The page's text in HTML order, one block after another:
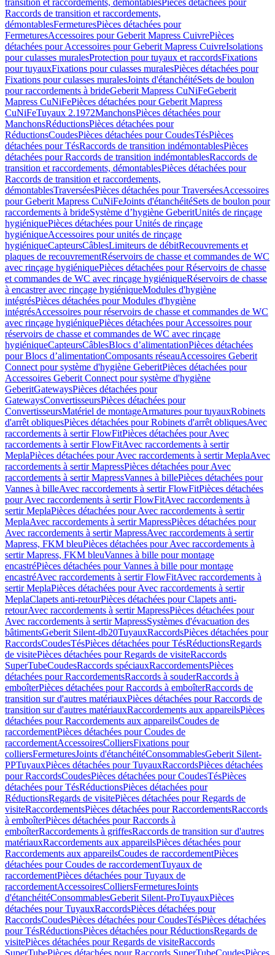
transition et raccordements, démontablesPièces détachées pour
Raccords de transition et raccordements,
démontablesFermeturesPièces détachées pour
FermeturesAccessoires pour Geberit Mapress CuivrePièces
détachées pour Accessoires pour Geberit Mapress CuivreIsolations
pour culasses muralesProtection pour tuyaux et raccordsFixations
pour tuyauxFixations pour culasses muralesPièces détachées pour
Fixations pour culasses muralesJoints d'étanchéitéSets de boulon
pour raccordements à brideGeberit Mapress CuNiFeGeberit
Mapress CuNiFePièces détachées pour Geberit Mapress
CuNiFeTuyaux 2.1972ManchonsPièces détachées pour
ManchonsRéductionsPièces détachées pour
RéductionsCoudesPièces détachées pour CoudesTésPièces
détachées pour TésRaccords de transition indémontablesPièces
détachées pour Raccords de transition indémontablesRaccords de
transition et raccordements, démontablesPièces détachées pour
Raccords de transition et raccordements,
démontablesTraverséesPièces détachées pour TraverséesAccessoires
pour Geberit Mapress CuNiFeJoints d'étanchéitéSets de boulon pour
raccordements à brideSystème d’hygiène GeberitUnités de rinçage
hygiéniquePièces détachées pour Unités de rinçage
hygiéniqueAccessoires pour unités de rinçage
hygiéniqueCapteursCâblesLimiteurs de débitRecouvrements et
plaques de recouvrementRéservoirs de chasse et commandes de WC
avec rinçage hygiéniquePièces détachées pour Réservoirs de chasse
et commandes de WC avec rinçage hygiéniqueRéservoirs de chasse
à encastrer avec rinçage hygiéniqueModules d'hygiène
intégrésPièces détachées pour Modules d'hygiène
intégrésAccessoires pour réservoirs de chasse et commandes de WC
avec rinçage hygiéniquePièces détachées pour Accessoires pour
réservoirs de chasse et commandes de WC avec rinçage
hygiéniqueCapteursCâblesBlocs d’alimentationPièces détachées
pour Blocs d’alimentationComposants réseauAccessoires Geberit
Connect pour système d'hygiène GeberitPièces détachées pour
Accessoires Geberit Connect pour système d'hygiène
GeberitGatewaysPièces détachées pour
GatewaysConvertisseursPièces détachées pour
ConvertisseursMatériel de montageArmatures pour tuyauxRobinets
d'arrêt obliquesPièces détachées pour Robinets d'arrêt obliquesAvec
raccordements à sertir FlowFitPièces détachées pour Avec
raccordements à sertir FlowFitAvec raccordements à sertir
MeplaPièces détachées pour Avec raccordements à sertir MeplaAvec
raccordements à sertir MapressPièces détachées pour Avec
raccordements à sertir MapressVannes à billePièces détachées pour
Vannes à billeAvec raccordements à sertir FlowFitPièces détachées
pour Avec raccordements à sertir FlowFitAvec raccordements à
sertir MeplaPièces détachées pour Avec raccordements à sertir
MeplaAvec raccordements à sertir MapressPièces détachées pour
Avec raccordements à sertir MapressAvec raccordements à sertir
Mapress, FKM bleuPièces détachées pour Avec raccordements à
sertir Mapress, FKM bleuVannes à bille pour montage
encastréPièces détachées pour Vannes à bille pour montage
encastréAvec raccordements à sertir FlowFitAvec raccordements à
sertir MeplaPièces détachées pour Avec raccordements à sertir
MeplaClapets anti-retourPièces détachées pour Clapets anti-
retourAvec raccordements à sertir MapressPièces détachées pour
Avec raccordements à sertir MapressSystèmes d'évacuation des
bâtimentsGeberit Silent-db20TuyauxRaccordsPièces détachées pour
RaccordsCoudesTésPièces détachées pour TésRéductionsRegards
de visitePièces détachées pour Regards de visiteRaccords
SuperTubeCoudesRaccords spéciauxRaccordementsPièces
détachées pour RaccordementsRaccords à souderRaccords à
emboîterPièces détachées pour Raccords à emboîterRaccords de
transition sur d'autres matériauxPièces détachées pour Raccords de
transition sur d'autres matériauxRaccordements aux appareilsPièces
détachées pour Raccordements aux appareilsCoudes de
raccordementPièces détachées pour Coudes de
raccordementAccessoiresColliersFixations pour
colliersFermeturesJoints d'étanchéitéConsommablesGeberit Silent-
PPTuyauxPièces détachées pour TuyauxRaccordsPièces détachées
pour RaccordsCoudesPièces détachées pour CoudesTésPièces
détachées pour TésRéductionsPièces détachées pour
RéductionsRegards de visitePièces détachées pour Regards de
visiteRaccordementsPièces détachées pour RaccordementsRaccords
à emboîterPièces détachées pour Raccords à
emboîterRaccordements à griffesRaccords de transition sur d'autres
matériauxRaccordements aux appareilsPièces détachées pour
Raccordements aux appareilsCoudes de raccordementPièces
détachées pour Coudes de raccordementTuyaux de
raccordementPièces détachées pour Tuyaux de
raccordementAccessoiresColliersFermeturesJoints
d'étanchéitéConsommablesGeberit Silent-ProTuyauxPièces
détachées pour TuyauxRaccordsPièces détachées pour
RaccordsCoudesPièces détachées pour CoudesTésPièces détachées
pour TésRéductionsPièces détachées pour RéductionsRegards de
visitePièces détachées pour Regards de visiteRaccords
SuperTubePièces détachées pour Raccords SuperTubeCoudesPièces